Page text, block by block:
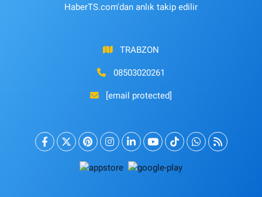
HaberTS.com'dan anlık takip edilir
TRABZON
08503020261
[email protected]